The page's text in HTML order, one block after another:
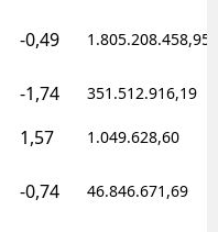
-0,49 1.805.208.458,95
-1,74 351.512.916,19
1,57 1.049.628,60
-0,74 46.846.671,69